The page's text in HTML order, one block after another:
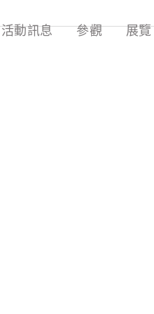
活動訊息 參觀 展覽